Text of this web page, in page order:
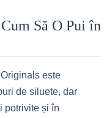
Să O Pui în
este
de siluete, dar
potrivite și în